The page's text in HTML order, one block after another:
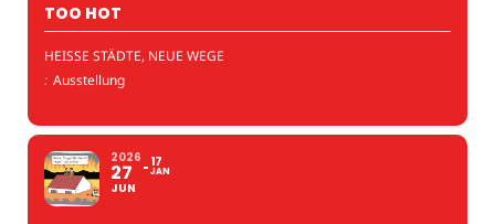
TOO HOT
HEISSE STÄDTE, NEUE WEGE
: Ausstellung
2026
27
JUN
17
JAN